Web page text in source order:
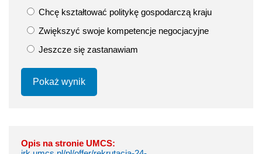
Chcę kształtować politykę gospodarczą kraju
Zwiększyć swoje kompetencje negocjacyjne
Jeszcze się zastanawiam
Pokaż wynik
Opis na stronie UMCS: